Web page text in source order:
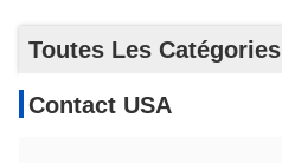
Toutes Les Catégories
Contact USA